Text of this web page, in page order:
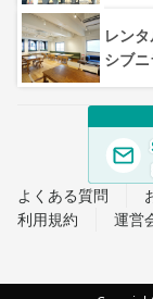
レン
シブ
よくある質問
利用規約
運営